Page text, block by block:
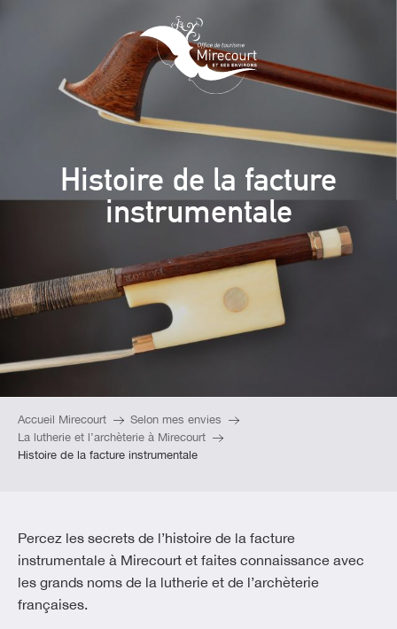
Histoire de la facture
instrumentale
Accueil Mirecourt
Selon mes envies
La lutherie et l’archèterie à Mirecourt
Histoire de la facture instrumentale
Percez les secrets de l’histoire de la facture
instrumentale à Mirecourt et faites connaissance avec
les grands noms de la lutherie et de l’archèterie
françaises.